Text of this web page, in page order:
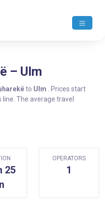
– Ulm
to Ulm
. Prices start
line. The average travel
25
OPERATORS
1